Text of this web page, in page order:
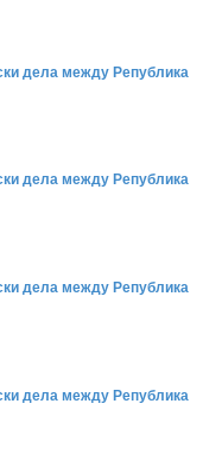
дела между Република
дела между Република
дела между Република
дела между Република